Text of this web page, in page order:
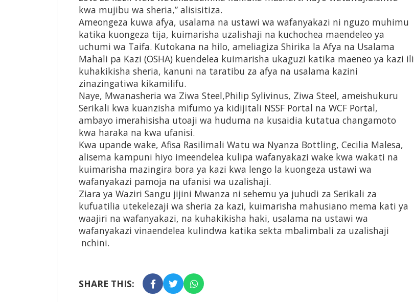
kwa mujibu wa sheria,” alisisitiza.
Ameongeza kuwa afya, usalama na ustawi wa wafanyakazi ni nguzo muhimu
katika kuongeza tija, kuimarisha uzalishaji na kuchochea maendeleo ya
uchumi wa Taifa. Kutokana na hilo, ameliagiza Shirika la Afya na Usalama
Mahali pa Kazi (OSHA) kuendelea kuimarisha ukaguzi katika maeneo ya kazi ili
kuhakikisha sheria, kanuni na taratibu za afya na usalama kazini
zinazingatiwa kikamilifu.
Naye, Mwanasheria wa Ziwa Steel,Philip Sylivinus, Ziwa Steel, ameishukuru
Serikali kwa kuanzisha mifumo ya kidijitali NSSF Portal na WCF Portal,
ambayo imerahisisha utoaji wa huduma na kusaidia kutatua changamoto
kwa haraka na kwa ufanisi.
Kwa upande wake, Afisa Rasilimali Watu wa Nyanza Bottling, Cecilia Malesa,
alisema kampuni hiyo imeendelea kulipa wafanyakazi wake kwa wakati na
kuimarisha mazingira bora ya kazi kwa lengo la kuongeza ustawi wa
wafanyakazi pamoja na ufanisi wa uzalishaji.
Ziara ya Waziri Sangu jijini Mwanza ni sehemu ya juhudi za Serikali za
kufuatilia utekelezaji wa sheria za kazi, kuimarisha mahusiano mema kati ya
waajiri na wafanyakazi, na kuhakikisha haki, usalama na ustawi wa
wafanyakazi vinaendelea kulindwa katika sekta mbalimbali za uzalishaji
nchini.
SHARE THIS: